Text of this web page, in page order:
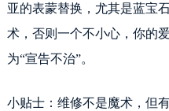
亚的表蒙替换，尤其是蓝宝
术，否则一个不小心，你的
为“宣告不治”。
小贴士：维修不是魔术，但